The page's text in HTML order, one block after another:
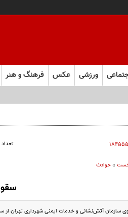
ورزشی عکس فرهنگ و هنر
۱۸۴۵۵۵
»حوادث
سقوط 206 به چاهک
سازمان آتش‌نشانی و خدمات ایمنی شهرداری تهران از